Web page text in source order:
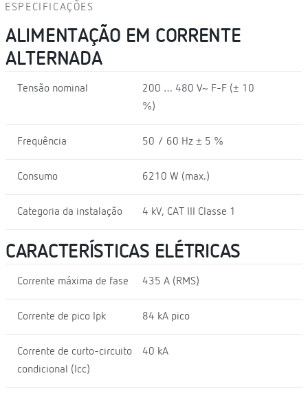
ESPECIFICAÇÕES
ALIMENTAÇÃO EM CORRENTE
ALTERNADA
Tensão nominal
200 … 480 V~ F-F (± 10
%)
Frequência 50 / 60 Hz ± 5 %
Consumo 6210 W (max.)
Categoria da instalação 4 kV, CAT III Classe 1
CARACTERÍSTICAS ELÉTRICAS
Corrente máxima de fase 435 A (RMS)
Corrente de pico Ipk 84 kA pico
Corrente de curto-circuito
condicional (Icc)
40 kA